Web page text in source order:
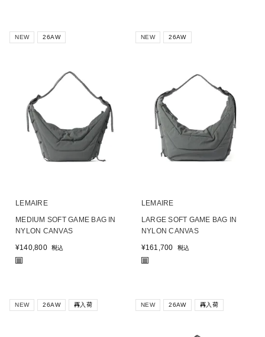
NEW 26AW
LEMAIRE
MEDIUM SOFT GAME BAG IN
NYLON CANVAS
¥140,800 税込
■
NEW 26AW
LEMAIRE
LARGE SOFT GAME BAG IN
NYLON CANVAS
¥161,700 税込
■
NEW 26AW 再入荷 NEW 26AW 再入荷